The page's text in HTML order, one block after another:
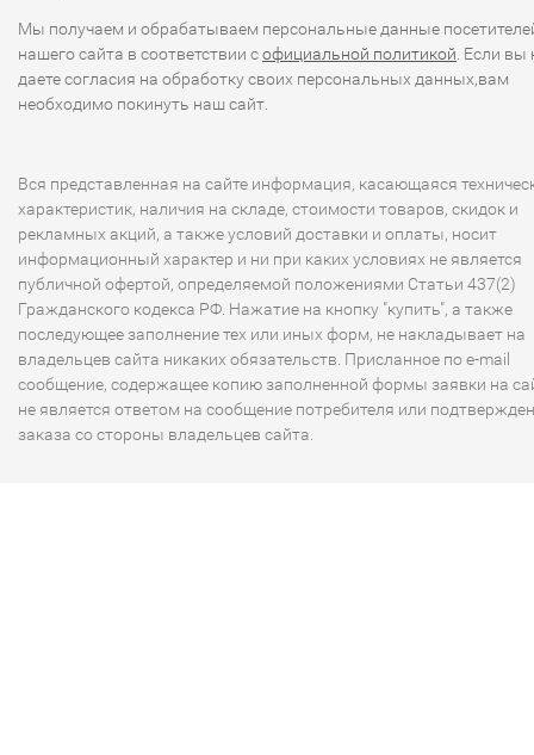
Мы получаем и обрабатываем персональные данные
нашего сайта в соответствии софициальной политикой. Если вы
даете согласия на обработку своих персональных данных,вам
необходимо покинуть наш сайт.
Вся представленная на сайте информация, касающаяся
характеристик, наличия на складе, стоимости товаров, скидок и
рекламных акций, а также условий доставки и оплаты, носит
информационный характер и ни при каких условиях не является
публичной офертой, определяемой положениями Статьи 437(2)
Гражданского кодекса РФ. Нажатие на кнопку "купить", а также
последующее заполнение тех или иных форм, не накладывает на
владельцев сайта никаких обязательств. Присланное по e-mail
сообщение, содержащее копию заполненной формы заявки на
не является ответом на сообщение потребителя или
заказа со стороны владельцев сайта.